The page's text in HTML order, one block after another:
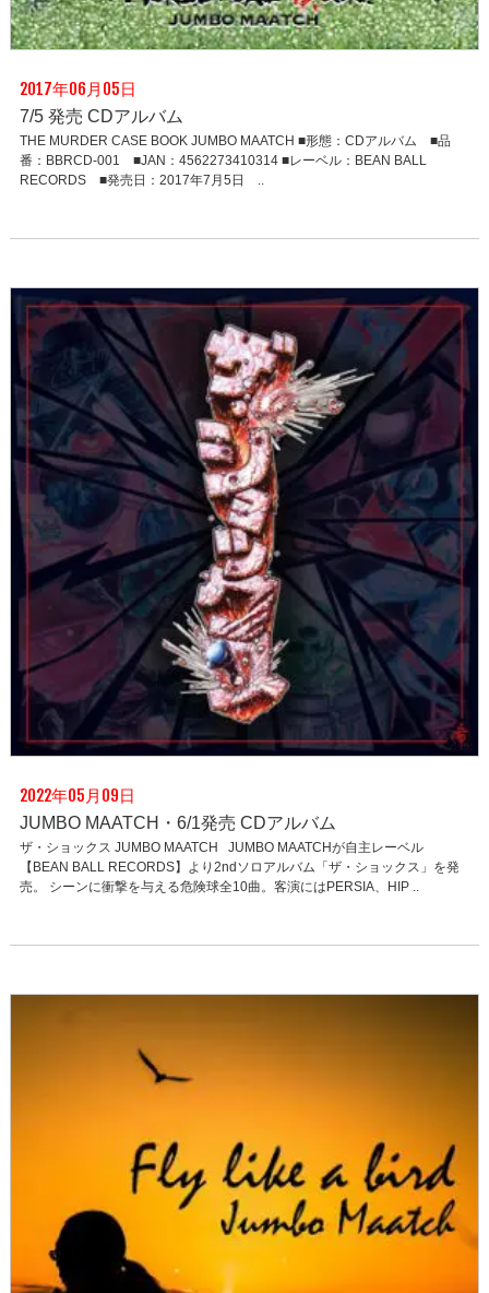
2017年06月05日
7/5 発売 CDアルバム
THE MURDER CASE BOOK JUMBO MAATCH ■形態：CDアルバム ■品
番：BBRCD-001 ■JAN：4562273410314 ■レーベル：BEAN BALL
RECORDS ■発売日：2017年7月5日 ..
2022年05月09日
JUMBO MAATCH・6/1発売 CDアルバム
ザ・ショックス JUMBO MAATCH JUMBO MAATCHが自主レーベル
【BEAN BALL RECORDS】より2ndソロアルバム「ザ・ショックス」を発
売。 シーンに衝撃を与える危険球全10曲。客演にはPERSIA、HIP ..